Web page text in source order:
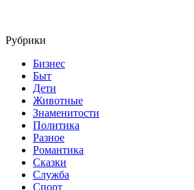
Рубрики
Бизнес
Быт
Дети
Животные
Знаменитости
Политика
Разное
Романтика
Сказки
Служба
Спорт